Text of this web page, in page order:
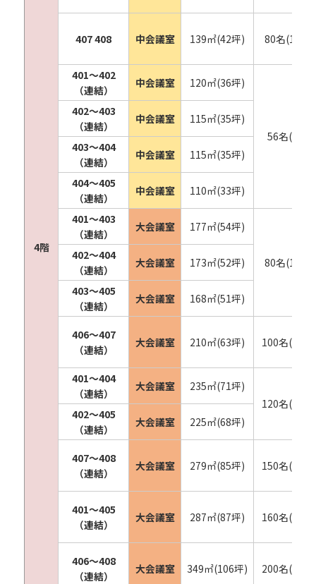
4階
407408 中会議室 139㎡(42坪) 80名(120
401〜402
（連結）
中会議室 120㎡(36坪)
56名(84名)
402〜403
（連結）
中会議室
115㎡(35坪)
403〜404
（連結）
中会議室
115㎡(35坪)
404〜405
（連結）
中会議室
110㎡(33坪)
401〜403
（連結）
大会議室 177㎡(54坪)
80名(120
402〜404
（連結）
大会議室
173㎡(52坪)
403〜405
（連結）
大会議室 168㎡(51坪)
406〜407
（連結）
大会議室 210㎡(63坪) 100名(150
401〜404
（連結）
大会議室
235㎡(71坪)
120名(180
402〜405
（連結）
大会議室 225㎡(68坪)
407〜408
（連結）
大会議室 279㎡(85坪) 150名(225
401〜405
（連結）
大会議室 287㎡(87坪) 160名(240
406〜408
（連結）
大会議室 349㎡(106坪) 200名(300